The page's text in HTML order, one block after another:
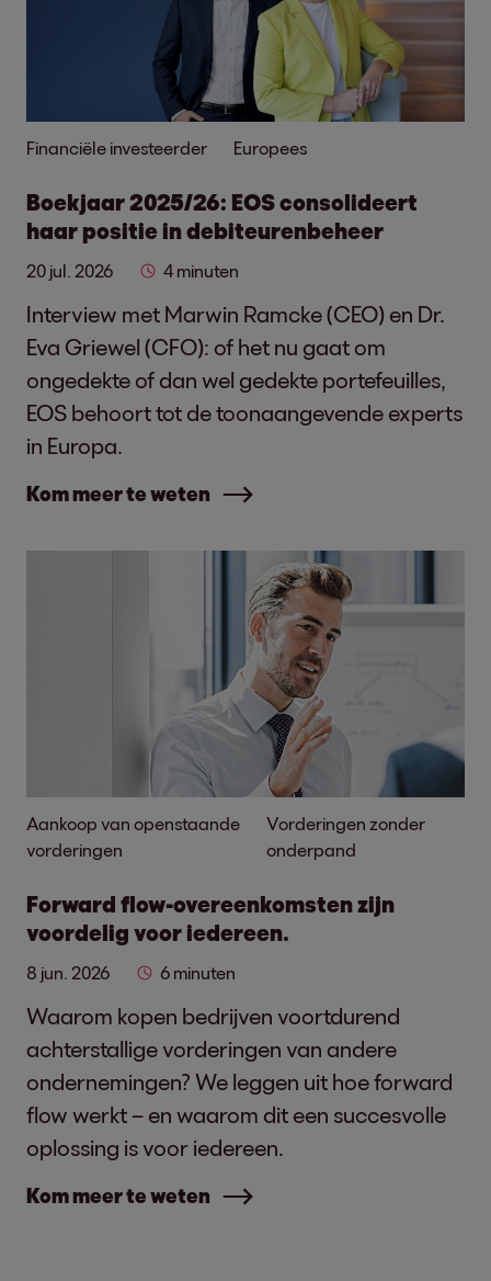
Financiële investeerder Europees
Boekjaar 2025/26: EOS consolideert
haar positie in debiteurenbeheer
20 jul. 2026 4 minuten
Interview met Marwin Ramcke (CEO) en Dr.
Eva Griewel (CFO): of het nu gaat om
ongedekte of dan wel gedekte portefeuilles,
EOS behoort tot de toonaangevende experts
in Europa.
Kom meer te weten
Aankoop van openstaande
vorderingen
Vorderingen zonder
onderpand
Forward flow-overeenkomsten zijn
voordelig voor iedereen.
8 jun. 2026 6 minuten
Waarom kopen bedrijven voortdurend
achterstallige vorderingen van andere
ondernemingen? We leggen uit hoe forward
flow werkt – en waarom dit een succesvolle
oplossing is voor iedereen.
Kom meer te weten